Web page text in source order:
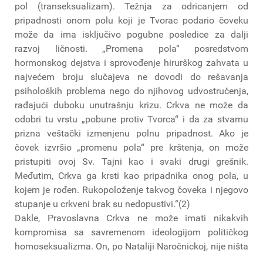
pol (transeksualizam). Težnja za odricanjem od
pripadnosti onom polu koji je Tvorac podario čoveku
može da ima isključivo pogubne posledice za dalji
razvoj ličnosti. „Promena pola“ posredstvom
hormonskog dejstva i sprovođenje hirurškog zahvata u
najvećem broju slučajeva ne dovodi do rešavanja
psiholoških problema nego do njihovog udvostručenja,
rađajući duboku unutrašnju krizu. Crkva ne može da
odobri tu vrstu „pobune protiv Tvorca“ i da za stvarnu
prizna veštački izmenjenu polnu pripadnost. Ako je
čovek izvršio „promenu pola“ pre krštenja, on može
pristupiti ovoj Sv. Tajni kao i svaki drugi grešnik.
Međutim, Crkva ga krsti kao pripadnika onog pola, u
kojem je rođen. Rukopoloženje takvog čoveka i njegovo
stupanje u crkveni brak su nedopustivi.“(2)
Dakle, Pravoslavna Crkva ne može imati nikakvih
kompromisa sa savremenom ideologijom političkog
homoseksualizma. On, po Nataliji Naročnickoj, nije ništa